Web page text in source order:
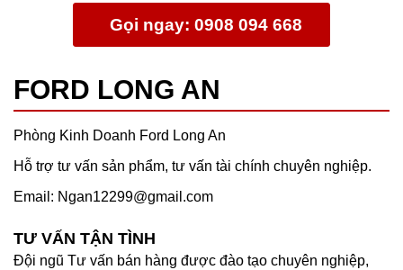
Gọi ngay: 0908 094 668
FORD LONG AN
Phòng Kinh Doanh Ford Long An
Hỗ trợ tư vấn sản phẩm, tư vấn tài chính chuyên nghiệp.
Email: Ngan12299@gmail.com
TƯ VẤN TẬN TÌNH
Đội ngũ Tư vấn bán hàng được đào tạo chuyên nghiệp,